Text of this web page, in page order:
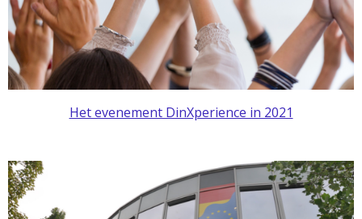
Het evenement DinXperience in 2021